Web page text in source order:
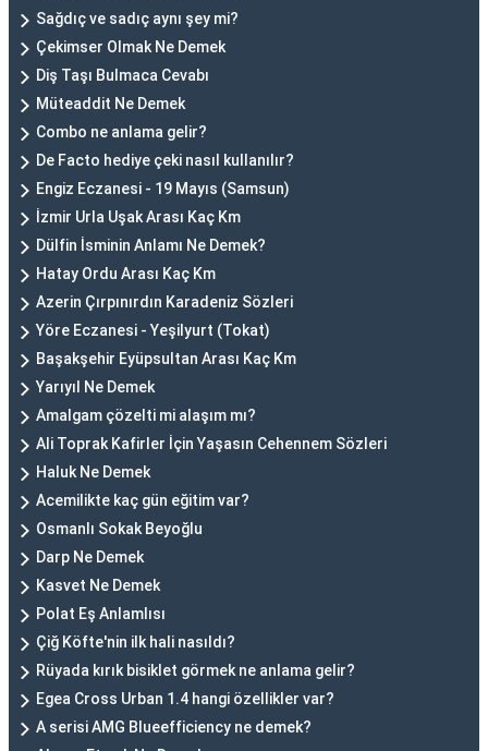
Sağdıç ve sadıç aynı şey mi?
Çekimser Olmak Ne Demek
Diş Taşı Bulmaca Cevabı
Müteaddit Ne Demek
Combo ne anlama gelir?
De Facto hediye çeki nasıl kullanılır?
Engiz Eczanesi - 19 Mayıs (Samsun)
İzmir Urla Uşak Arası Kaç Km
Dülfin İsminin Anlamı Ne Demek?
Hatay Ordu Arası Kaç Km
Azerin Çırpınırdın Karadeniz Sözleri
Yöre Eczanesi - Yeşilyurt (Tokat)
Başakşehir Eyüpsultan Arası Kaç Km
Yarıyıl Ne Demek
Amalgam çözelti mi alaşım mı?
Ali Toprak Kafirler İçin Yaşasın Cehennem Sözleri
Haluk Ne Demek
Acemilikte kaç gün eğitim var?
Osmanlı Sokak Beyoğlu
Darp Ne Demek
Kasvet Ne Demek
Polat Eş Anlamlısı
Çiğ Köfte'nin ilk hali nasıldı?
Rüyada kırık bisiklet görmek ne anlama gelir?
Egea Cross Urban 1.4 hangi özellikler var?
A serisi AMG Blueefficiency ne demek?